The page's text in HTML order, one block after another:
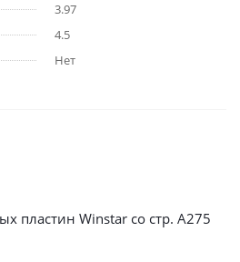
3.97
4.5
Нет
пластин Winstar со стр. А275